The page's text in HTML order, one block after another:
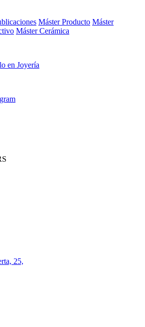
Máster Producto Máster
Máster Cerámica
en Joyería
25,